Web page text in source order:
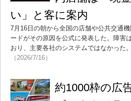
い」と客に案内
7月16日の朝から全国の店舗や公共交通
ードがその原因を公式に発表した。障害
おり、主要各社のシステムではなかった
（2026/7/16）
約1000枠の広